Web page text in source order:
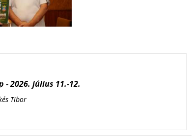
- 2026. július 11.-12.
Tibor